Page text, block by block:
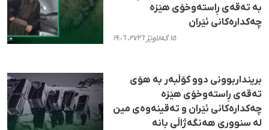
بە تەقەی ڕاستەوخۆی هێزە
چەکدارەکانی ئێران
١٥ گەلاوێژ ٢٧٢٦، ١٩:٠٦
برینداربوونی دوو کۆڵبەر بە هۆی
تەقەی ڕاستەوخۆی هێزە
چەکدارەکانی ئێران و تەقینەوەی مین
لە سنووری هەنگەژاڵی بانە